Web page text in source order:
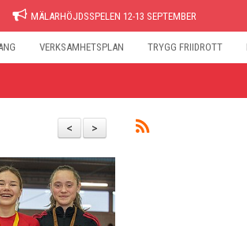
MÄLARHÖJDSSPELEN 12-13 SEPTEMBER
VERKSAMHETSPLAN TRYGG FRIIDROTT
>
<